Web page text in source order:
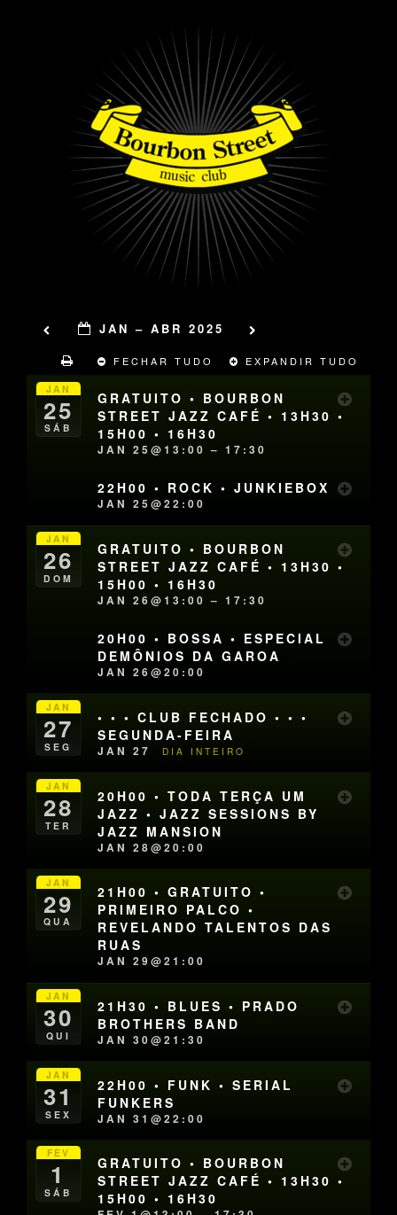
JAN – ABR 2025
FECHAR TUDO EXPANDIR TUDO
JAN
25
SÁB
GRATUITO • BOURBON
STREET JAZZ CAFÉ • 13H30 •
15H00 • 16H30
JAN 25@13:00 – 17:30
22H00 • ROCK • JUNKIEBOX
JAN 25@22:00
JAN
26
DOM
GRATUITO • BOURBON
STREET JAZZ CAFÉ • 13H30 •
15H00 • 16H30
JAN 26@13:00 – 17:30
20H00 • BOSSA • ESPECIAL
DEMÔNIOS DA GAROA
JAN 26@20:00
JAN
27
SEG
• • • CLUB FECHADO • • •
SEGUNDA-FEIRA
JAN 27 DIA INTEIRO
JAN
28
TER
20H00 • TODA TERÇA UM
JAZZ • JAZZ SESSIONS BY
JAZZ MANSION
JAN 28@20:00
JAN
29
QUA
21H00 • GRATUITO •
PRIMEIRO PALCO •
REVELANDO TALENTOS DAS
RUAS
JAN 29@21:00
JAN
30
QUI
21H30 • BLUES • PRADO
BROTHERS BAND
JAN 30@21:30
JAN
31
SEX
22H00 • FUNK • SERIAL
FUNKERS
JAN 31@22:00
FEV
1
SÁB
GRATUITO • BOURBON
STREET JAZZ CAFÉ • 13H30 •
15H00 • 16H30